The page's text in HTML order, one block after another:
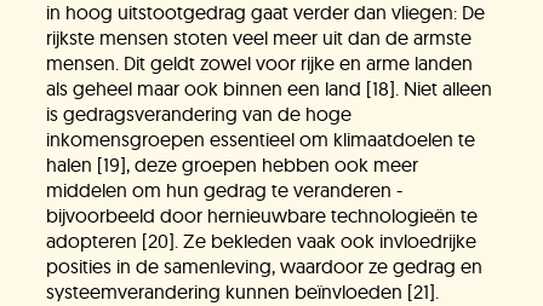
in hoog uitstootgedrag gaat verder dan vliegen: De
rijkste mensen stoten veel meer uit dan de armste
mensen. Dit geldt zowel voor rijke en arme landen
als geheel maar ook binnen een land [18]. Niet alleen
is gedragsverandering van de hoge
inkomensgroepen essentieel om klimaatdoelen te
halen [19], deze groepen hebben ook meer
middelen om hun gedrag te veranderen -
bijvoorbeeld door hernieuwbare technologieën te
adopteren [20]. Ze bekleden vaak ook invloedrijke
posities in de samenleving, waardoor ze gedrag en
systeemverandering kunnen beïnvloeden [21].